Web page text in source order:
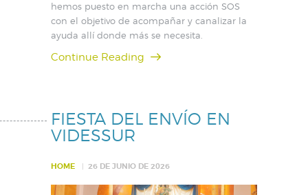
hemos puesto en marcha una acción SOS
con el objetivo de acompañar y canalizar la
ayuda allí donde más se necesita.
Continue Reading
FIESTA DEL ENVÍO EN
VIDESSUR
HOME 26 DE JUNIO DE 2026